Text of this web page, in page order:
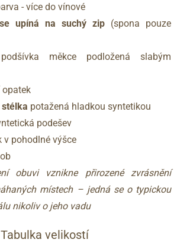
- více do vínové
upíná na suchý zip (spona pouze
měkce podložená slabým
potažená hladkou syntetikou
podešev
pohodlné výšce
obuvi vznikne přirozené zvrásnění
místech – jedná se o typickou
nikoliv o jeho vadu
Tabulka velikostí